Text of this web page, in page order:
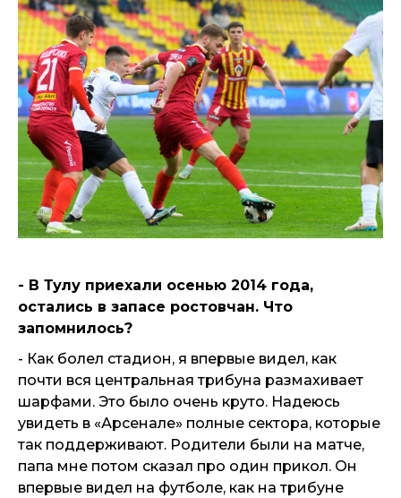
- В Тулу приехали осенью 2014 года,
остались в запасе ростовчан. Что
запомнилось?
- Как болел стадион, я впервые видел, как
почти вся центральная трибуна размахивает
шарфами. Это было очень круто. Надеюсь
увидеть в «Арсенале» полные сектора, которые
так поддерживают. Родители были на матче,
папа мне потом сказал про один прикол. Он
впервые видел на футболе, как на трибуне